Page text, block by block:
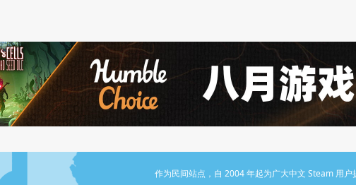
作为民间站点，自 2004 年起为广大中文 Steam 用户